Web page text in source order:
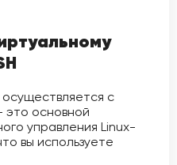
с
основной
управления Linux-
вы используете